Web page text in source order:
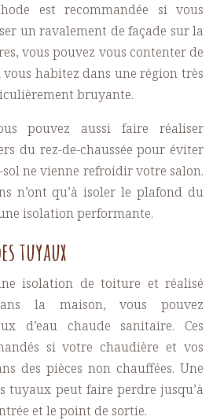
est recommandée si vous
un ravalement de façade sur la
vous pouvez vous contenter de
habitez dans une région très
bruyante.
pouvez aussi faire réaliser
du rez-de-chaussée pour éviter
ne vienne refroidir votre salon.
n’ont qu’à isoler le plafond du
isolation performante.
tuyaux
isolation de toiture et réalisé
la maison, vous pouvez
d’eau chaude sanitaire. Ces
si votre chaudière et vos
des pièces non chauffées. Une
tuyaux peut faire perdre jusqu’à
et le point de sortie.